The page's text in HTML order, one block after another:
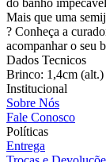
Mais que uma
? Conheça a
acompanhar o seu
Dados Tecnicos
Brinco: 1,4cm
Institucional
Sobre Nós
Fale Conosco
Políticas
Entrega